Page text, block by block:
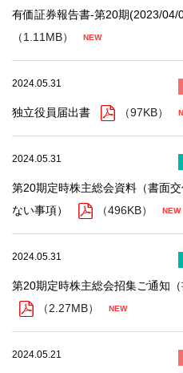
有価証券報告書-第20期(2023/04/
（1.11MB）
2024.05.31
独立役員届出書 （97KB）
2024.05.31
第20期定時株主総会資料（書面
ない事項）
（496KB）
2024.05.31
第20期定時株主総会招集ご通知
（2.27MB）
2024.05.21